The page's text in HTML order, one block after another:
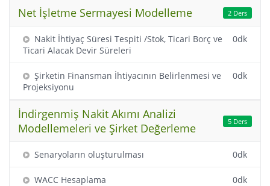
Net İşletme Sermayesi Modelleme 2 Ders
Nakit İhtiyaç Süresi Tespiti /Stok, Ticari Borç ve
Ticari Alacak Devir Süreleri
0dk
Şirketin Finansman İhtiyacının Belirlenmesi ve
Projeksiyonu
0dk
İndirgenmiş Nakit Akımı Analizi
Modellemeleri ve Şirket Değerleme
5 Ders
Senaryoların oluşturulması 0dk
WACC Hesaplama 0dk